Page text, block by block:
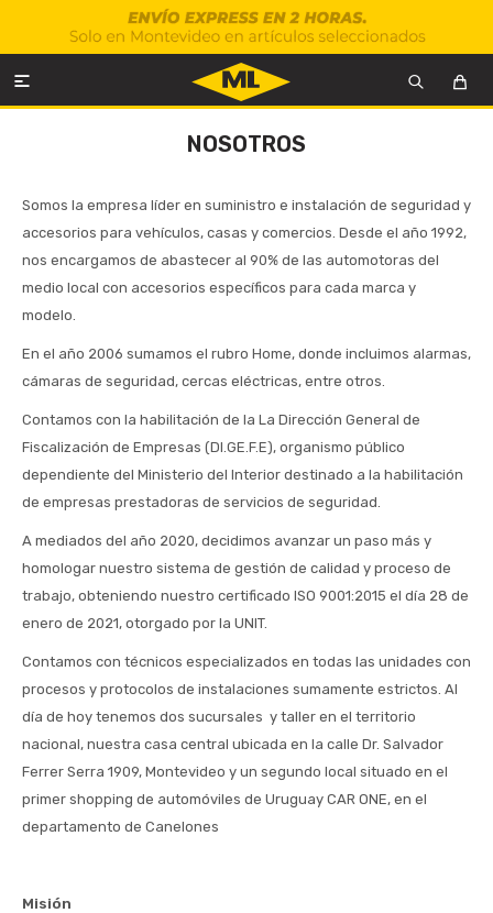

NOSOTROS
Somos la empresa líder en suministro e instalación de seguridad y
accesorios para vehículos, casas y comercios. Desde el año 1992,
nos encargamos de abastecer al 90% de las automotoras del
medio local con accesorios específicos para cada marca y
modelo.
En el año 2006 sumamos el rubro Home, donde incluimos alarmas,
cámaras de seguridad, cercas eléctricas, entre otros.
Contamos con la habilitación de la La Dirección General de
Fiscalización de Empresas (DI.GE.F.E), organismo público
dependiente del Ministerio del Interior destinado a la habilitación
de empresas prestadoras de servicios de seguridad.
A mediados del año 2020, decidimos avanzar un paso más y
homologar nuestro sistema de gestión de calidad y proceso de
trabajo, obteniendo nuestro certificado ISO 9001:2015 el día 28 de
enero de 2021, otorgado por la UNIT.
Contamos con técnicos especializados en todas las unidades con
procesos y protocolos de instalaciones sumamente estrictos. Al
día de hoy tenemos dos sucursales y taller en el territorio
nacional, nuestra casa central ubicada en la calle Dr. Salvador
Ferrer Serra 1909, Montevideo y un segundo local situado en el
primer shopping de automóviles de Uruguay CAR ONE, en el
departamento de Canelones
Misión